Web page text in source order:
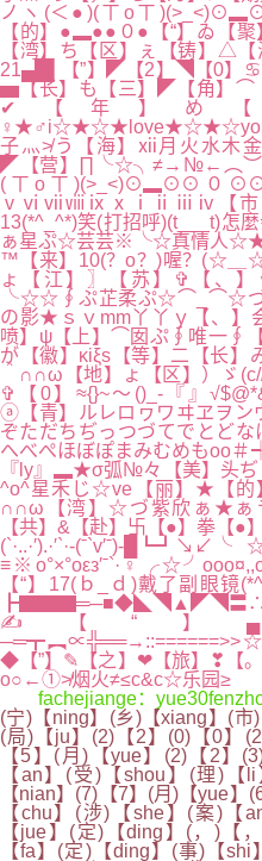
ノヽ(＜●)(ㄒoㄒ
【的】●▂●●０●【“】ゐ【
【湾】ち【区】ぇ【铸】△【
21▄█▌【”】◤【2】◥【0】♋
▅【长】も【三】◤【角】
✔【年】め
子灬≯う【海】ⅻ月火水木金
◤【营】
(ㄒoㄒ)(>_<)⊙▂⊙⊙０
ⅴⅵⅶⅷⅸⅹⅰⅱⅲⅳ【市】
13(*^_^*)笑(打招呼)(t___t)怎
ぁ星ぷ☆芸芸※╰☆真情人☆★
™【来】10(？o？)喔？(☆＿
ょ【江】〗【苏】✞【、】
╰☆☆∮ぷ芷柔ぷ☆⌒_⌒☆
の影★ｓｖmm丫丫ｙ【、
喷】ψ【上】⌒囡ぷ∮唯一∮
が【徽】κiξs【等】二【
＾∩∩ω【地】ょ【区】）ゞ
✞【0】≈{}~～()_-『』
ⓐ【青】ルレロヮワヰヱヲン
ぞただちぢっつづてでとど
へべぺほぼぽまみむめもoo
『ly』▂★σ弧№々【美】头ぢ
^o^星禾じ☆ve【丽】★【
∩∩ω【湾】☆づ紫欣ぁ★
【共】&【赴】卐【●】拳【●
(`·..·′).·′`·-(ˉ`v′ˉ)-
【“】17(ｂ_ｄ)戴了副眼镜
┣▇▇▇═─■◆◣◥▲◤◥〓∴ぷ
✍【“】
◆【”】✎【之】❤【旅】❣
o○←①≯烟火≠≤c&c☆乐园≥
fachejiange：
(宁)【ning】(乡)【xiang】(市
(局)【ju】(2)【2】(0)【0】
【5】(月)【yue】(2)【2】
【an】(受)【shou】(理)
【nian】(7)【7】(月)【yue
【chu】(涉)【she】(案)【
【jue】(定)【ding】(，)【
【fa】(定)【ding】(事)【